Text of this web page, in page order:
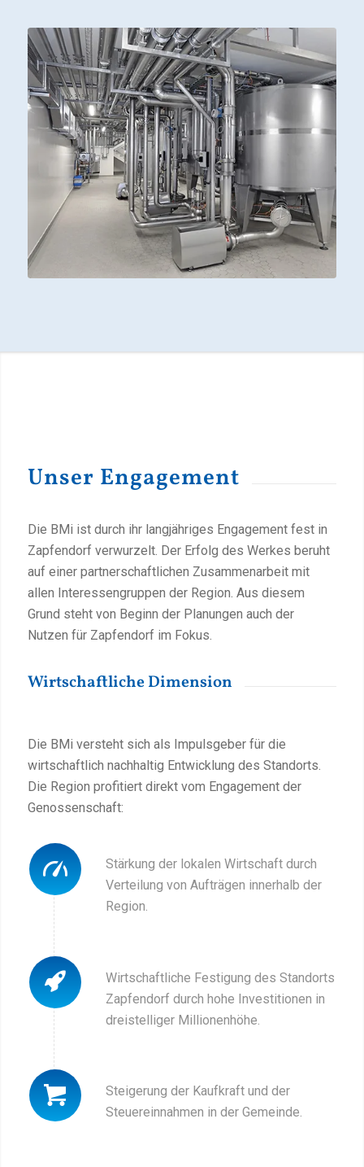
Unser Engagement
Die BMi ist durch ihr langjähriges Engagement fest in
Zapfendorf verwurzelt. Der Erfolg des Werkes beruht
auf einer partnerschaftlichen Zusammenarbeit mit
allen Interessengruppen der Region. Aus diesem
Grund steht von Beginn der Planungen auch der
Nutzen für Zapfendorf im Fokus.
Wirtschaftliche Dimension
Die BMi versteht sich als Impulsgeber für die
wirtschaftlich nachhaltig Entwicklung des Standorts.
Die Region profitiert direkt vom Engagement der
Genossenschaft:
Stärkung der lokalen Wirtschaft durch
Verteilung von Aufträgen innerhalb der
Region.
Wirtschaftliche Festigung des Standorts
Zapfendorf durch hohe Investitionen in
dreistelliger Millionenhöhe.
Steigerung der Kaufkraft und der
Steuereinnahmen in der Gemeinde.